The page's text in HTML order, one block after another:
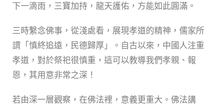
下一滴雨，三寶加持，龍天護佑，方能如此圓滿。
三時繫念佛事，從淺處看，展現孝道的精神，儒家所
謂「慎終追遠，民德歸厚」。自古以來，中國人注重
孝道，對於祭祀很慎重，這可以教導我們孝親、報
恩，其用意非常之深！
若由深一層觀察，在佛法裡，意義更重大。佛法講